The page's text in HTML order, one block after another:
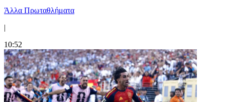
Άλλα Πρωταθλήματα
|
10:52